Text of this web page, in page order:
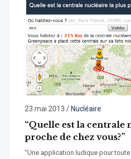
23 mai 2013 / Nucléaire
“Quelle est la centrale
proche de chez vous?”
“Une application ludique pour